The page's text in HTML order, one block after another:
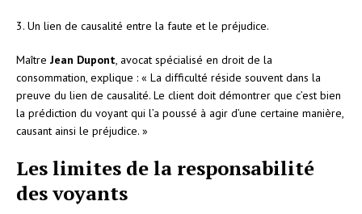
3. Un lien de causalité entre la faute et le préjudice.
Maître Jean Dupont, avocat spécialisé en droit de la
consommation, explique : « La difficulté réside souvent dans la
preuve du lien de causalité. Le client doit démontrer que c’est bien
la prédiction du voyant qui l’a poussé à agir d’une certaine manière,
causant ainsi le préjudice. »
Les limites de la responsabilité
des voyants